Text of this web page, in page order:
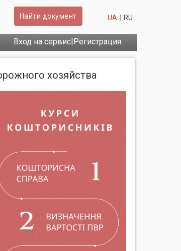
Найти документ UA RU
Вход на сервис|Регистрация
хозяйства